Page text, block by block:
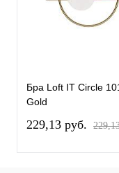
Бра Loft IT Circle
Gold
229,13 pуб.